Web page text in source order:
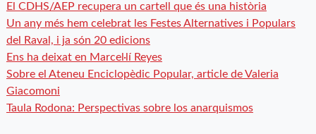
El CDHS/AEP recupera un cartell que és una història
Un any més hem celebrat les Festes Alternatives i Populars
del Raval, i ja són 20 edicions
Ens ha deixat en Marcel·lí Reyes
Sobre el Ateneu Enciclopèdic Popular, article de Valeria
Giacomoni
Taula Rodona: Perspectivas sobre los anarquismos